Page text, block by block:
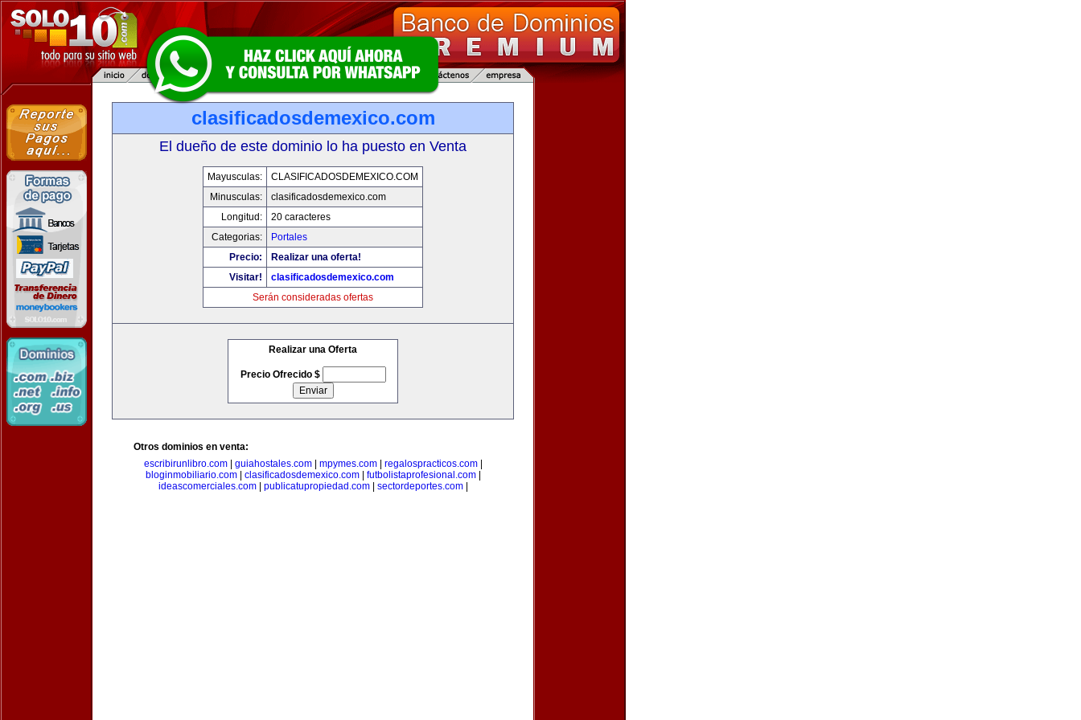
clasificadosdemexico.com
El dueño de este dominio lo ha puesto en Venta
Mayusculas:
CLASIFICADOSDEMEXICO.COM
Minusculas:
clasificadosdemexico.com
Longitud:
20 caracteres
Categorias:
Portales
Precio:
Realizar una oferta!
Visitar!
clasificadosdemexico.com
Serán consideradas ofertas
Realizar una Oferta
Precio Ofrecido $
Otros dominios en venta:
escribirunlibro.com| guiahostales.com| mpymes.com| regalospracticos.com|
bloginmobiliario.com| clasificadosdemexico.com| futbolistaprofesional.com|
ideascomerciales.com| publicatupropiedad.com| sectordeportes.com|